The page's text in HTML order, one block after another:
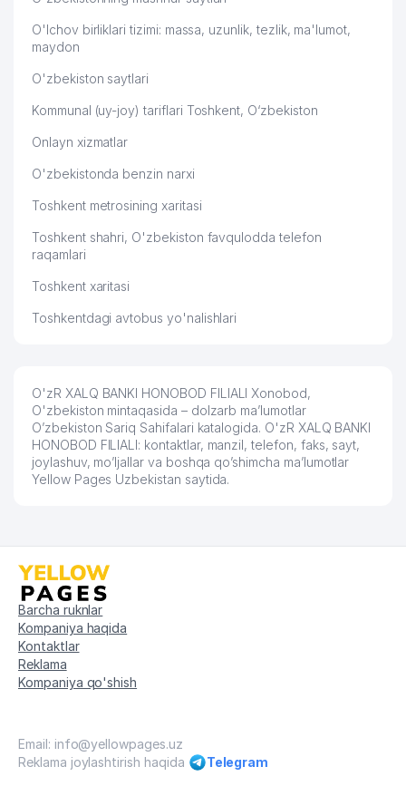
O'lchov birliklari tizimi: massa, uzunlik, tezlik, ma'lumot,
maydon
O'zbekiston saytlari
Kommunal (uy-joy) tariflari Toshkent, O‘zbekiston
Onlayn xizmatlar
O'zbekistonda benzin narxi
Toshkent metrosining xaritasi
Toshkent shahri, O'zbekiston favqulodda telefon
raqamlari
Toshkent xaritasi
Toshkentdagi avtobus yo'nalishlari
O'zR XALQ BANKI HONOBOD FILIALI Xonobod,
O'zbekiston mintaqasida – dolzarb ma’lumotlar
O’zbekiston Sariq Sahifalari katalogida. O'zR XALQ BANKI
HONOBOD FILIALI: kontaktlar, manzil, telefon, faks, sayt,
joylashuv, mo’ljallar va boshqa qo’shimcha ma’lumotlar
Yellow Pages Uzbekistan saytida.
Barcha ruknlar
Kompaniya haqida
Kontaktlar
Reklama
Kompaniya qo'shish
Email: info@yellowpages.uz
Reklama joylashtirish haqida
Telegram